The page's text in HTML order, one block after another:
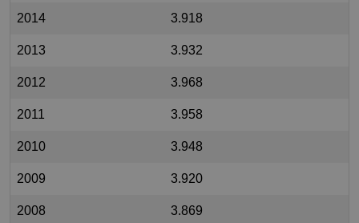
2014 3.918
2013 3.932
2012 3.968
2011 3.958
2010 3.948
2009 3.920
2008 3.869